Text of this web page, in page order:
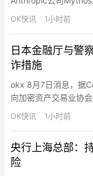
OK快讯 1小时前
日本金融厅与警
诈措施
okx 8月7日消息，据
向加密资产交易业协
措施。此次要请共提
强化交易监控、开户
背景是社交媒体上的
OK快讯 1小时前
央行上海总部：
险